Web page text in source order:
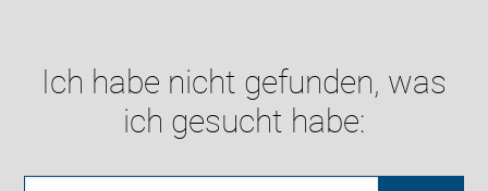
Ich habe nicht gefunden, was
ich gesucht habe: